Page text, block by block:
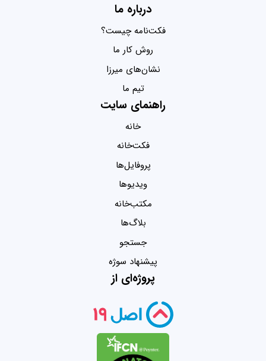
درباره ما
فکت‌نامه چیست؟
روش کار ما
نشان‌های میرزا
تیم ما
راهنمای سایت
خانه
فکت‌خانه
پروفایل‌ها
ویدیو‌ها
مکتب‌خانه
بلاگ‌ها
جستجو
پیشنهاد سوژه
پروژه‌ای از